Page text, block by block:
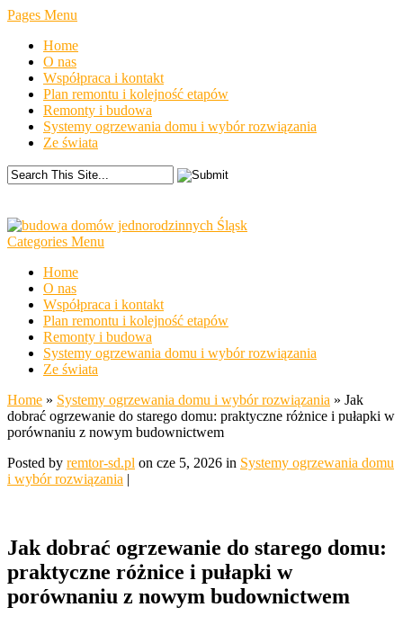
Pages Menu
Home
O nas
Współpraca i kontakt
Plan remontu i kolejność etapów
Remonty i budowa
Systemy ogrzewania domu i wybór rozwiązania
Ze świata
Categories Menu
Home
O nas
Współpraca i kontakt
Plan remontu i kolejność etapów
Remonty i budowa
Systemy ogrzewania domu i wybór rozwiązania
Ze świata
Home » Systemy ogrzewania domu i wybór rozwiązania » Jak
dobrać ogrzewanie do starego domu: praktyczne różnice i pułapki w
porównaniu z nowym budownictwem
Posted by remtor-sd.pl on cze 5, 2026 in Systemy ogrzewania domu
i wybór rozwiązania |
Jak dobrać ogrzewanie do starego domu:
praktyczne różnice i pułapki w
porównaniu z nowym budownictwem